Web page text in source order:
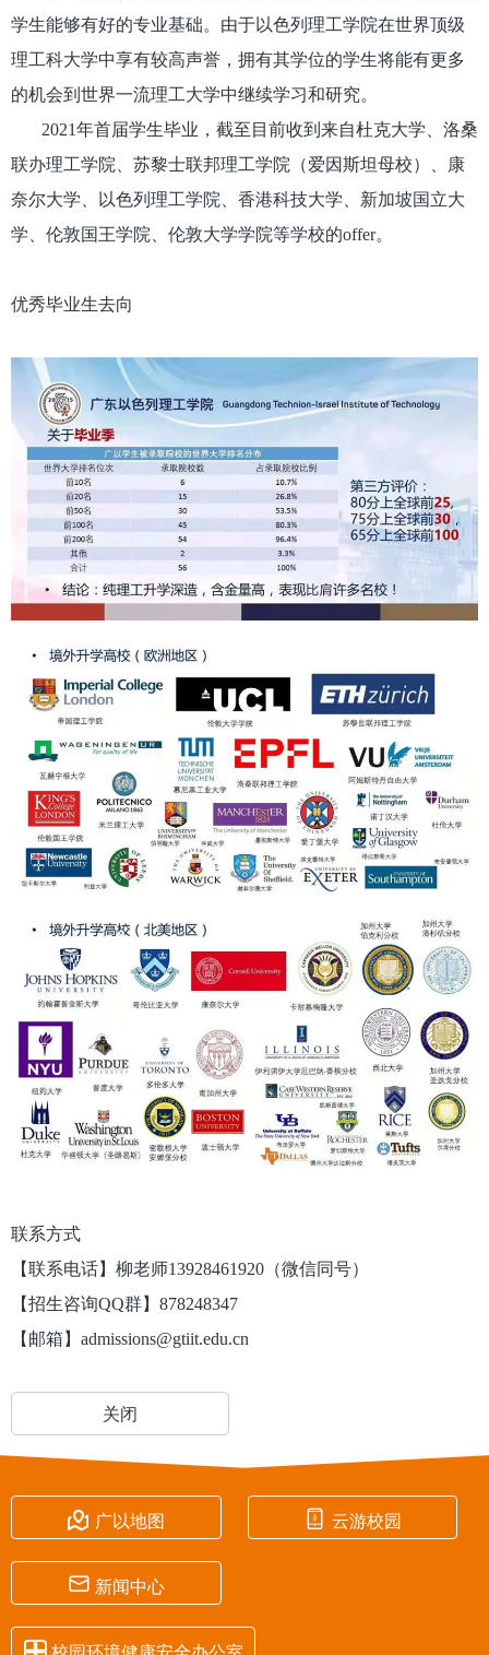
学生能够有好的专业基础。由于以色列理工学院在世界顶级
理工科大学中享有较高声誉，拥有其学位的学生将能有更多
的机会到世界一流理工大学中继续学习和研究。
2021年首届学生毕业，截至目前收到来自杜克大学、洛桑
联办理工学院、苏黎士联邦理工学院（爱因斯坦母校）、康
奈尔大学、以色列理工学院、香港科技大学、新加坡国立大
学、伦敦国王学院、伦敦大学学院等学校的offer。
优秀毕业生去向
联系方式
【联系电话】柳老师13928461920（微信同号）
【招生咨询QQ群】878248347
【邮箱】admissions@gtiit.edu.cn
关闭
 广以地图  云游校园
 新闻中心
